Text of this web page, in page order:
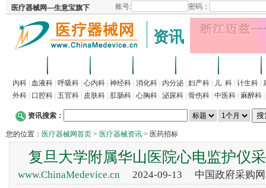
资讯
内科 血液科 呼吸科 心内科 神经科 消化科 内分泌 妇产科 儿 科 计生科
外科
口腔科 五官科 皮肤科 肛肠科 心胸科 泌尿科 骨伤科 中医科 麻醉科
资讯搜索：
您的位置： 医疗器械网首页 > 医疗器械资讯 > 医药招标
复旦大学附属华山医院心电监护仪
www.ChinaMedevice.cn2024-09-13 中国政府采购